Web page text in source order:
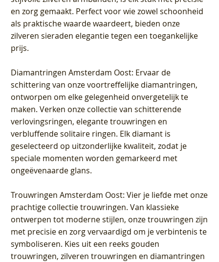
en zorg gemaakt. Perfect voor wie zowel schoonheid
als praktische waarde waardeert, bieden onze
zilveren sieraden elegantie tegen een toegankelijke
prijs.
Diamantringen Amsterdam Oost: Ervaar de
schittering van onze voortreffelijke diamantringen,
ontworpen om elke gelegenheid onvergetelijk te
maken. Verken onze collectie van schitterende
verlovingsringen, elegante trouwringen en
verbluffende solitaire ringen. Elk diamant is
geselecteerd op uitzonderlijke kwaliteit, zodat je
speciale momenten worden gemarkeerd met
ongeëvenaarde glans.
Trouwringen Amsterdam Oost: Vier je liefde met onze
prachtige collectie trouwringen. Van klassieke
ontwerpen tot moderne stijlen, onze trouwringen zijn
met precisie en zorg vervaardigd om je verbintenis te
symboliseren. Kies uit een reeks gouden
trouwringen, zilveren trouwringen en diamantringen